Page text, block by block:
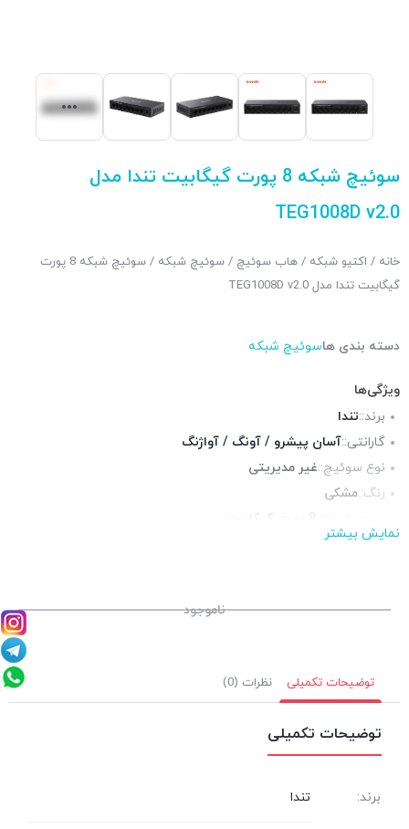
سوئیچ شبکه 8 پورت گیگابیت تندا مدل
TEG1008D v2.0
خانه / اکتیو شبکه / هاب سوئیچ / سوئیچ شبکه
/ سوئیچ شبکه 8 پورت
گیگابیت تندا مدل TEG1008D v2.0
دسته بندی هاسوئیچ شبکه
ویژگی‌ها
برند::تندا
گارانتی::آسان پیشرو / آونگ / آواژنگ
نوع سوئیچ::غیر مدیریتی
رنگ::مشکی
پورت POE::
نمایش بیشتر
ناموجود
توضیحات تکمیلی نظرات (0)
توضیحات تکمیلی
برند: تندا